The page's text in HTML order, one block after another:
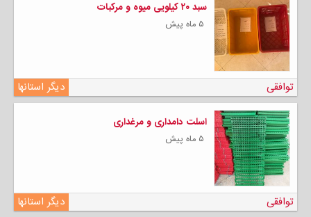
سبد ۲۰ کیلویی میوه و مرکبات
۵ ماه پیش
دیگر استانها توافقی
اسلت دامداری و مرغداری
۵ ماه پیش
دیگر استانها توافقی